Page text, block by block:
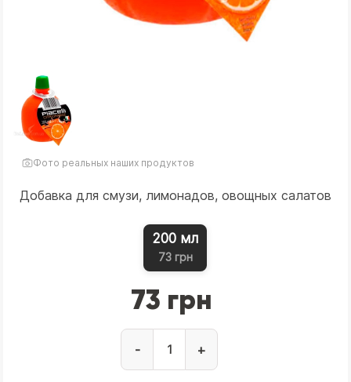
Фото реальных наших продуктов
Добавка для смузи, лимонадов, овощных салатов
200 мл
73 грн
73 грн
- +